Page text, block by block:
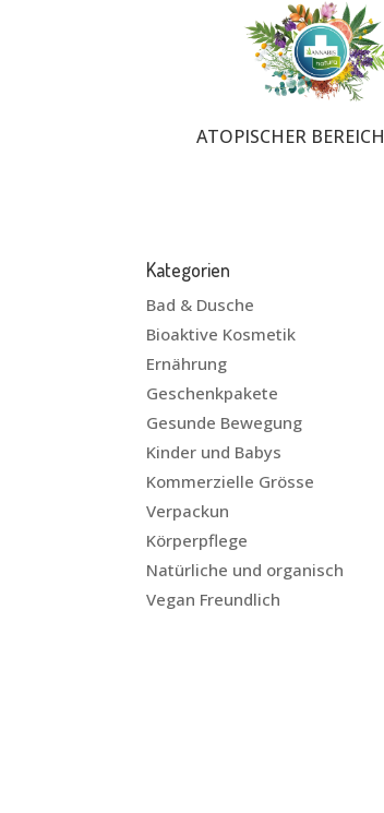
ATOPISCHER BEREICH
Kategorien
Bad & Dusche
Bioaktive Kosmetik
Ernährung
Geschenkpakete
Gesunde Bewegung
Kinder und Babys
Kommerzielle Grösse
Verpackun
Körperpflege
Natürliche und organisch
Vegan Freundlich